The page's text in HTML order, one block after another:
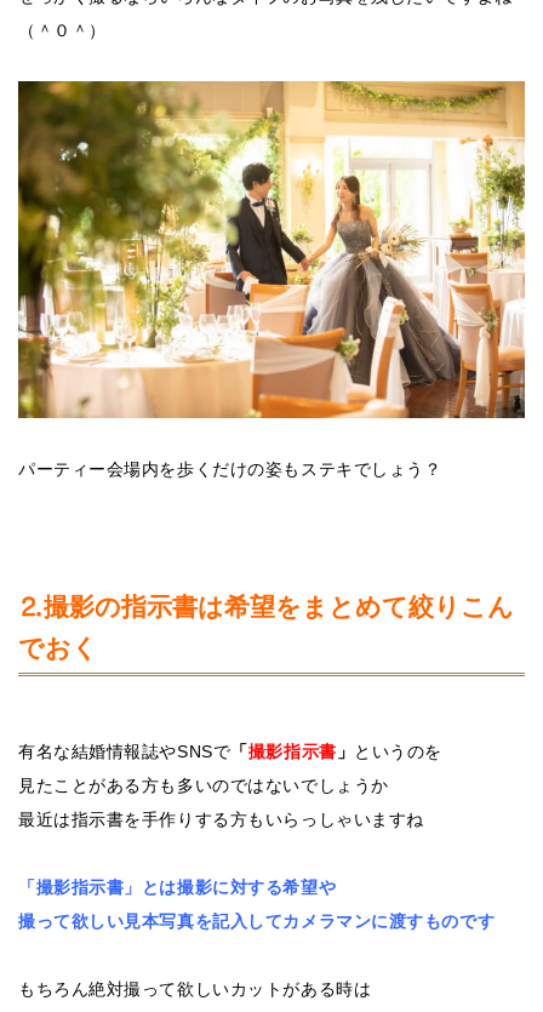
（＾０＾）
パーティー会場内を歩くだけの姿もステキでしょう？
⒉撮影の指示書は希望をまとめて絞りこん
でおく
有名な結婚情報誌やSNSで 「撮影指示書 」 というのを
見たことがある方も多いのではないでしょうか
最近は指示書を手作りする方もいらっしゃいますね
「撮影指示書」とは撮影に対する希望や
撮って欲しい見本写真を記入してカメラマンに渡すものです
もちろん絶対撮って欲しいカットがある時は